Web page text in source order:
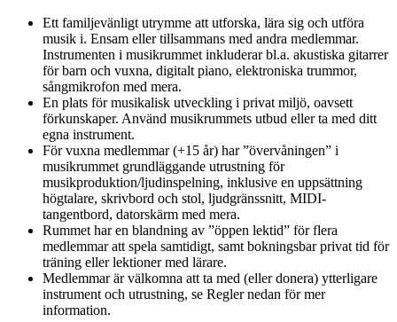
Ett familjevänligt utrymme att utforska, lära sig och utföra
musik i. Ensam eller tillsammans med andra medlemmar.
Instrumenten i musikrummet inkluderar bl.a. akustiska gitarrer
för barn och vuxna, digitalt piano, elektroniska trummor,
sångmikrofon med mera.
En plats för musikalisk utveckling i privat miljö, oavsett
förkunskaper. Använd musikrummets utbud eller ta med ditt
egna instrument.
För vuxna medlemmar (+15 år) har ”övervåningen” i
musikrummet grundläggande utrustning för
musikproduktion/ljudinspelning, inklusive en uppsättning
högtalare, skrivbord och stol, ljudgränssnitt, MIDI-
tangentbord, datorskärm med mera.
Rummet har en blandning av ”öppen lektid” för flera
medlemmar att spela samtidigt, samt bokningsbar privat tid för
träning eller lektioner med lärare.
Medlemmar är välkomna att ta med (eller donera) ytterligare
instrument och utrustning, se Regler nedan för mer
information.